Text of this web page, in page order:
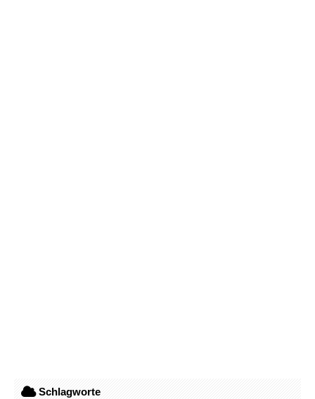
Schlagworte